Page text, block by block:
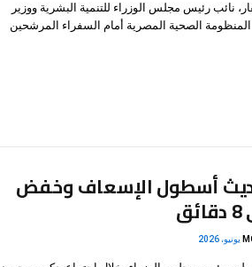
نائب رئيس مجلس الوزراء للتنمية البشرية ووزير
المنظومة الصحية المصرية أمام السفراء المرشحين
أسطول الإسعاف وخفض